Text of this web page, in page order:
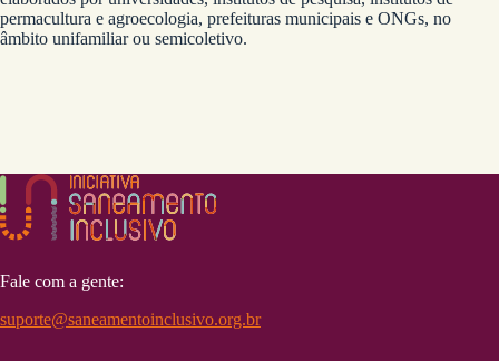
permacultura e agroecologia, prefeituras municipais e ONGs, no
âmbito unifamiliar ou semicoletivo.
Fale com a gente:
suporte@saneamentoinclusivo.org.br